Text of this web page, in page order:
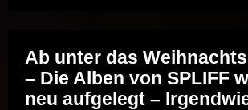
Rockpalast
1982
–
2CD
Ab unter das
– Die Alben von SPLIFF
neu aufgelegt –